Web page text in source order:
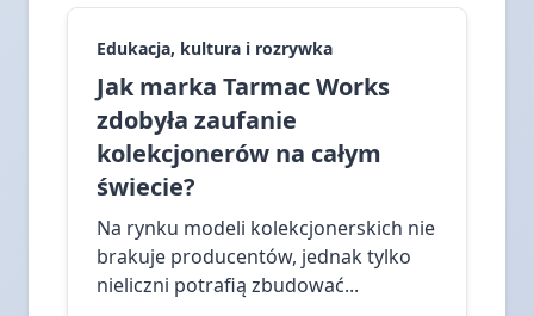
Edukacja, kultura i rozrywka
Jak marka Tarmac Works
zdobyła zaufanie
kolekcjonerów na całym
świecie?
Na rynku modeli kolekcjonerskich nie
brakuje producentów, jednak tylko
nieliczni potrafią zbudować...